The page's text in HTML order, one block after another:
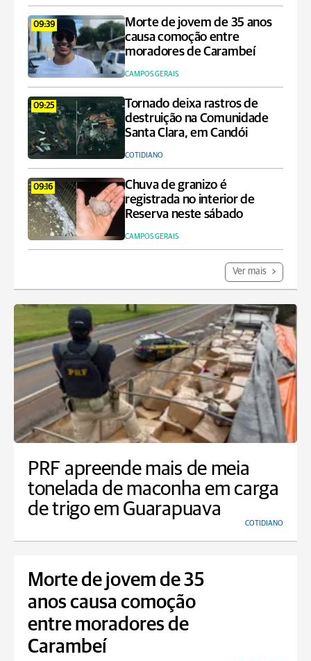
09:39
Morte de jovem de 35 anos
causa comoção entre
moradores de Carambeí
CAMPOS GERAIS
09:25
Tornado deixa rastros de
destruição na Comunidade
Santa Clara, em Candói
COTIDIANO
09:16
Chuva de granizo é
registrada no interior de
Reserva neste sábado
CAMPOS GERAIS
Ver mais
PRF apreende mais de meia
tonelada de maconha em carga
de trigo em Guarapuava
COTIDIANO
Morte de jovem de 35
anos causa comoção
entre moradores de
Carambeí